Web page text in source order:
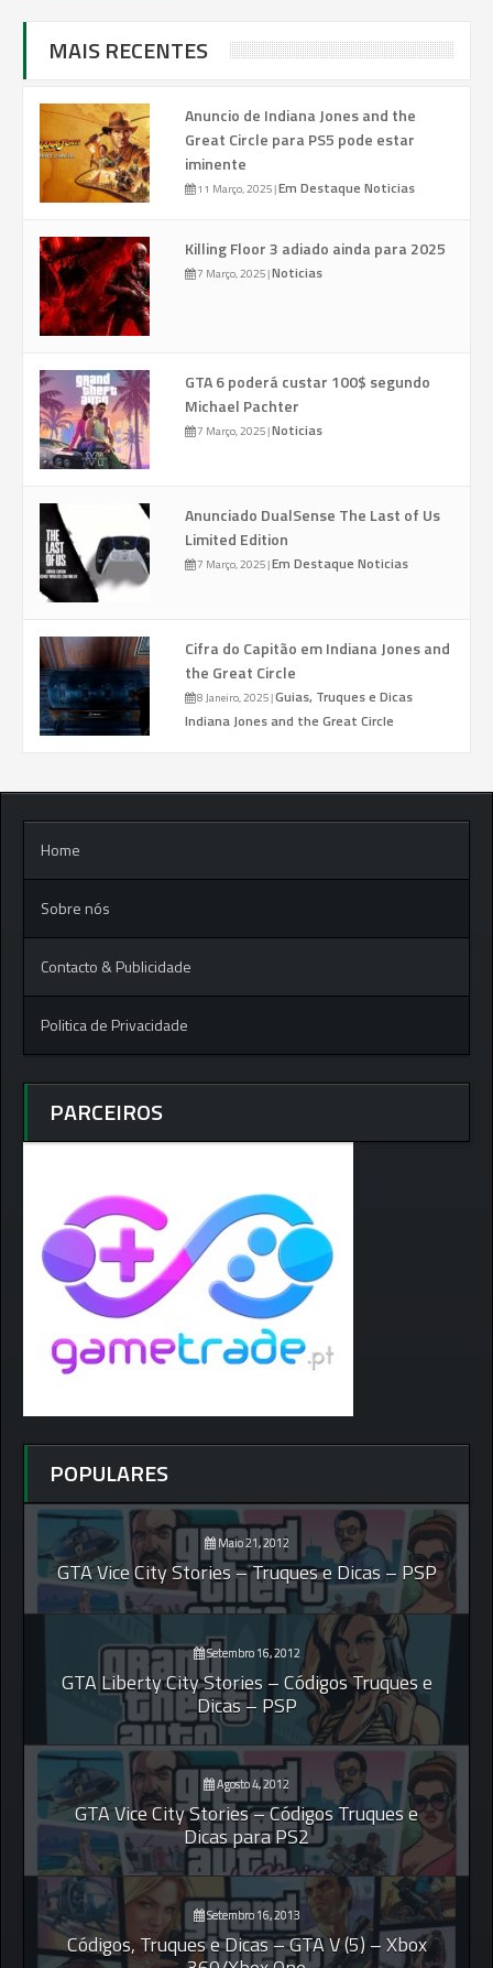
MAIS RECENTES
Anuncio de Indiana Jones and the
Great Circle para PS5 pode estar
iminente
11 Março, 2025|Em Destaque Noticias
Killing Floor 3 adiado ainda para 2025
7 Março, 2025|Noticias
GTA 6 poderá custar 100$ segundo
Michael Pachter
7 Março, 2025|Noticias
Anunciado DualSense The Last of Us
Limited Edition
7 Março, 2025|Em Destaque Noticias
Cifra do Capitão em Indiana Jones and
the Great Circle
8 Janeiro, 2025|Guias, Truques e Dicas
Indiana Jones and the Great Circle
Home
Sobre nós
Contacto & Publicidade
Politica de Privacidade
PARCEIROS
POPULARES
Maio 21, 2012
GTA Vice City Stories – Truques e Dicas – PSP
Setembro 16, 2012
GTA Liberty City Stories – Códigos Truques e
Dicas – PSP
Agosto 4, 2012
GTA Vice City Stories – Códigos Truques e
Dicas para PS2
Setembro 16, 2013
Códigos, Truques e Dicas – GTA V (5) – Xbox